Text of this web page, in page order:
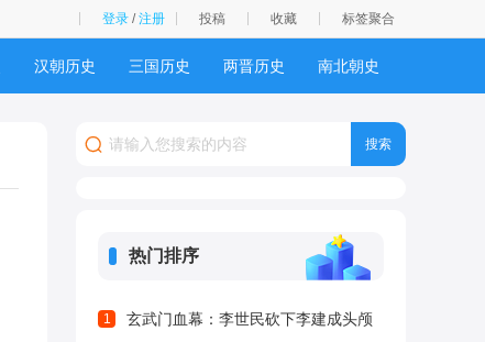
登录 /注册 投稿 收藏 标签聚合
汉朝历史 三国历史 两晋历史 南北朝史
民国历史
热门排序
1
玄武门血幕：李世民砍下李建成头颅